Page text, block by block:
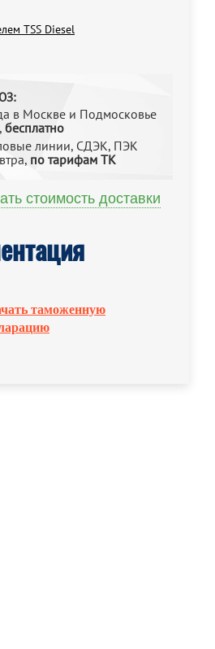
TSS Diesel
в Москве и Подмосковье
бесплатно
линии, СДЭК, ПЭК
по тарифам ТК
стоимость доставки
таможенную